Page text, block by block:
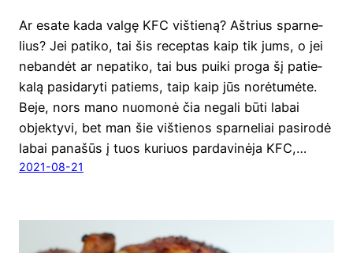
Ar esa­te kada val­gę KFC viš­tie­ną? Aštrius spar­ne­
lius? Jei pati­ko, tai šis recep­tas kaip tik jums, o jei
neban­dėt ar nepa­ti­ko, tai bus pui­ki pro­ga šį patie­
ka­lą pasi­da­ry­ti patiems, taip kaip jūs norė­tu­mė­te.
Beje, nors mano nuo­mo­nė čia nega­li būti labai
objek­ty­vi, bet man šie viš­tie­nos spar­ne­liai pasi­ro­dė
labai pana­šūs į tuos kuriuos par­da­vi­nė­ja KFC,…
2021-08-21